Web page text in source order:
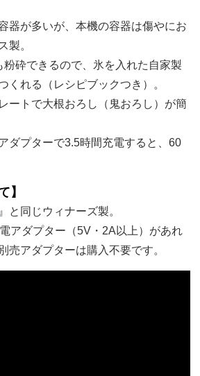
器が多いが、本機の容器は傷やにお
製。
砕できるので、氷を入れた自家製
くれる（レシピブックつき）。
ートで大根おろし（鬼おろし）が簡
ダプターで3.5時間充電すると、60
】
』と同じウィナーズ製。
アダプター（5V・2A以上）があれ
売アダプターは購入不要です。